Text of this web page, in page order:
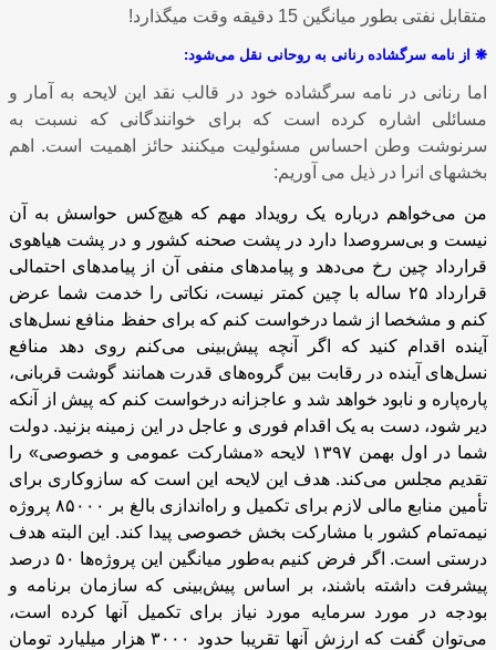
متقابل نفتی بطور میانگین 15 دقیقه وقت میگذارد!
❋ از نامه سرگشاده رنانی به روحانی نقل می‌شود:
اما رنانی در نامه سرگشاده خود در قالب نقد این لایحه به آمار و
مسائلی اشاره کرده است که برای خوانندگانی که نسبت به
سرنوشت وطن احساس مسئولیت میکنند حائز اهمیت است. اهم
بخشهای انرا در ذیل می آوریم:
من می‌خواهم درباره یک رویداد مهم که هیچ‌کس حواسش به آن
نیست و بی‌سروصدا دارد در پشت صحنه کشور و در پشت هیاهوی
قرارداد چین رخ می‌دهد و پیامدهای منفی آن از پیامدهای احتمالی
قرارداد ۲۵ ساله با چین کمتر نیست، نکاتی را خدمت شما عرض
کنم و مشخصا از شما درخواست کنم که برای حفظ منافع نسل‌های
آینده اقدام کنید که اگر آنچه پیش‌بینی می‌کنم روی دهد منافع
نسل‌های آینده در رقابت بین گروه‌های قدرت همانند گوشت قربانی،
پاره‌پاره و نابود خواهد شد و عاجزانه درخواست کنم که پیش از آنکه
دیر شود، دست به یک اقدام فوری و عاجل در این زمینه بزنید. ‌دولت
شما در اول بهمن ۱۳۹۷ لایحه «مشارکت عمومی و خصوصی» را
تقدیم مجلس می‌کند. هدف این لایحه این است که سازوکاری برای
تأمین منابع مالی لازم برای تکمیل و راه‌اندازی بالغ بر
۸۵۰۰۰ پروژه
نیمه‌تمام کشور با مشارکت بخش خصوصی پیدا کند. این البته هدف
درستی است. اگر فرض کنیم به‌طور میانگین این پروژه‌ها ۵۰ درصد
پیشرفت داشته باشند، بر اساس پیش‌بینی که سازمان برنامه و
بودجه در مورد سرمایه مورد نیاز برای تکمیل آنها کرده است،
می‌توان گفت که ارزش آنها تقریبا حدود ۳۰۰۰هزار میلیارد تومان